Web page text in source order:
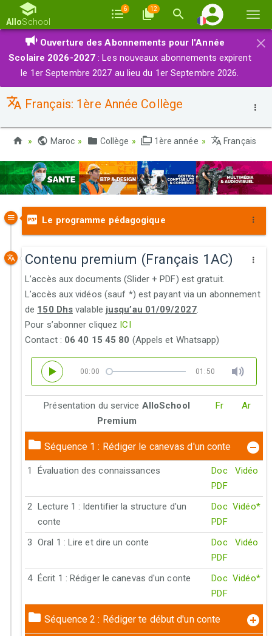
la
AlloSchool
6 12
×
Ouverture des Abonnements pour l'Année
Scolaire 2026-2027 : Les nouveaux abonnements expirent
le 1er Septembre 2027 au lieu du 1er Septembre 2026.
Français: 1ère Année Collège
Maroc Collège 1ère année Français
Le programme pédagogique
Contenu premium (Français 1AC)
L’accès aux documents (Slider + PDF) est gratuit.
L’accès aux vidéos (sauf *) est payant via un abonnement
de 150 Dhs valable jusqu’au 01/09/2027.
Pour s’abonner cliquez ICI
Contact : 06 40 15 45 80 (Appels et Whatsapp)
00:00 01:50
Présentation du service AlloSchool
Premium
Fr Ar
Séquence 1 : Rédiger le canevas d'un conte
1 Évaluation des connaissances
Doc
PDF
Vidéo
2
Lecture 1 : Identifier la structure d'un
conte
Doc
PDF
Vidéo*
3 Oral 1 : Lire et dire un conte
Doc
PDF
Vidéo
4 Écrit 1 : Rédiger le canevas d'un conte
Doc
PDF
Vidéo*
Séquence 2 : Rédiger te début d'un conte